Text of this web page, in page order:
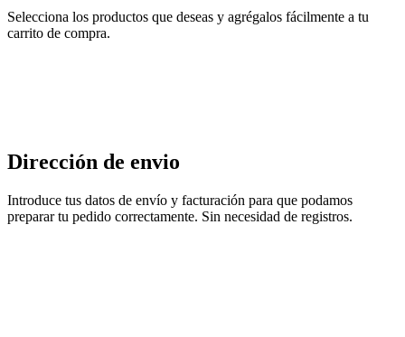
Selecciona los productos que deseas y agrégalos fácilmente a tu
carrito de compra.
Dirección de envio
Introduce tus datos de envío y facturación para que podamos
preparar tu pedido correctamente. Sin necesidad de registros.